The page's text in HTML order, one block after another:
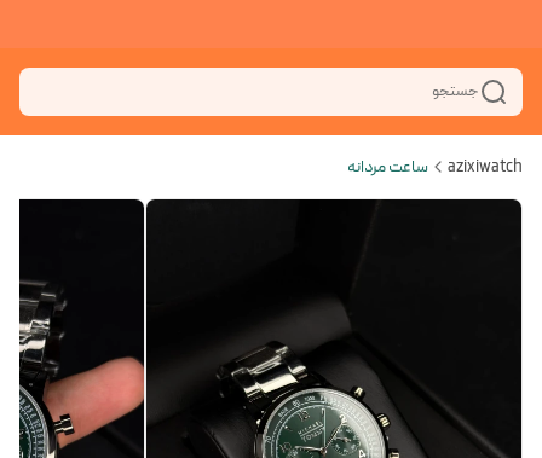
جستجو
azixiwatch ساعت مردانه